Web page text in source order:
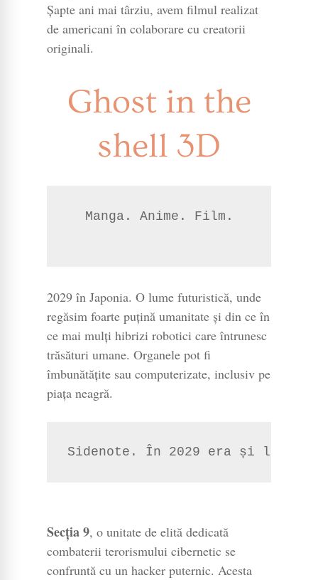
Șapte ani mai târziu, avem filmul realizat
de americani în colaborare cu creatorii
originali.
Ghost in the
shell 3D
Manga. Anime. Film.
2029 în Japonia. O lume futuristică, unde
regăsim foarte puțină umanitate și din ce în
ce mai mulți hibrizi robotici care întrunesc
trăsături umane. Organele pot fi
îmbunătățite sau computerizate, inclusiv pe
piața neagră.
Sidenote. În 2029 era și la
Secția 9, o unitate de elită dedicată
combaterii terorismului cibernetic se
confruntă cu un hacker puternic. Acesta